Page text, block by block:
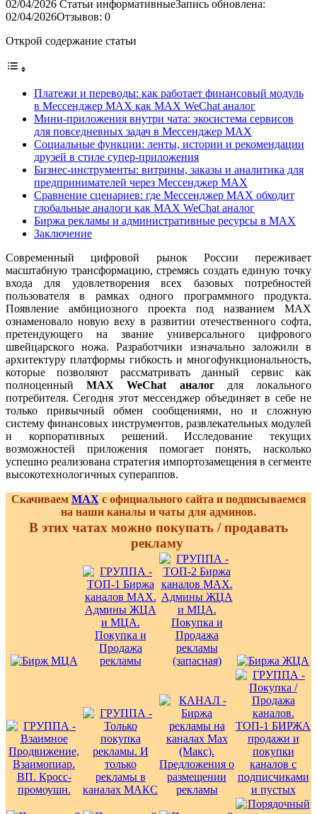
02/04/2026 Статьи информативныеЗапись обновлена:
02/04/2026Отзывов: 0
Открой содержание статьи
Платежи и переводы: как работает финансовый модуль
в Мессенджер MAX как MAX WeChat аналог
Мини-приложения внутри чата: экосистема сервисов
для повседневных задач в Мессенджер MAX
Социальные функции: ленты, истории и рекомендации
друзей в стиле супер-приложения
Бизнес-инструменты: витрины, заказы и аналитика для
предпринимателей через Мессенджер MAX
Сравнение сценариев: где Мессенджер MAX обходит
глобальные аналоги как MAX WeChat аналог
Биржа рекламы и административные ресурсы в MAX
Заключение
Современный цифровой рынок России переживает
масштабную трансформацию, стремясь создать единую точку
входа для удовлетворения всех базовых потребностей
пользователя в рамках одного программного продукта.
Появление амбициозного проекта под названием MAX
ознаменовало новую веху в развитии отечественного софта,
претендующего на звание универсального цифрового
швейцарского ножа. Разработчики изначально заложили в
архитектуру платформы гибкость и многофункциональность,
которые позволяют рассматривать данный сервис как
полноценныйMAX WeChat аналогдля локального
потребителя. Сегодня этот мессенджер объединяет в себе не
только привычный обмен сообщениями, но и сложную
систему финансовых инструментов, развлекательных модулей
и корпоративных решений. Исследование текущих
возможностей приложения помогает понять, насколько
успешно реализована стратегия импортозамещения в сегменте
высокотехнологичных супераппов.
Скачиваем MAX с официального сайта и подписываемся
на наши каналы и чаты для админов.
В этих чатах можно покупать / продавать
рекламу